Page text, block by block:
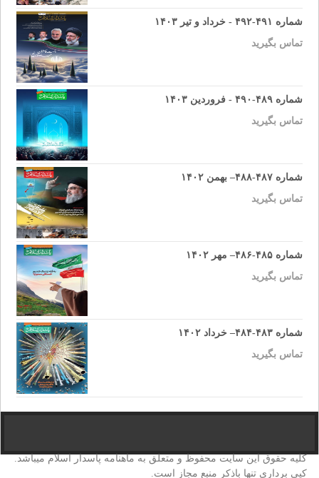
شماره ۴۹۱-۴۹۲ - خرداد و تیر ۱۴۰۳
تماس بگیرید
شماره ۴۸۹-۴۹۰ - فروردین ۱۴۰۳
تماس بگیرید
شماره ۴۸۷-۴۸۸– بهمن ۱۴۰۲
تماس بگیرید
شماره ۴۸۵-۴۸۶– مهر ۱۴۰۲
تماس بگیرید
شماره ۴۸۳-۴۸۴– خرداد ۱۴۰۲
تماس بگیرید
کلیه حقوق این سایت محفوظ و متعلق به ماهنامه پاسدار اسلام میباشد.
کپی برداری تنها باذکر منبع مجاز است.